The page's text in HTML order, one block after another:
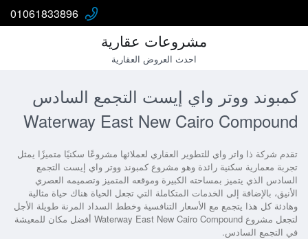
01061833896
مشروعات عقارية
احدث العروض العقارية
كمبوند ووتر واي إيست التجمع السادس
Waterway East New Cairo Compound
تقدم شركة ذا واتر واي للتطوير العقاري لعملائها مشروعًا سكنيًا متميزًا يمثل
تجربة معمارية سكنية رائدة وهو مشروع كمبوند ووتر واي إيست التجمع
السادس الذي يتميز بمساحته الكبيرة وموقعه المتميز وتصميمه العصري
الأنيق، بالإضافة إلى الخدمات المتكاملة التي تجعل الحياة هناك حياة مثالية
وهادئة كل هذا يتجمع مع الأسعار التنافسية وخطط السداد المرنة طويلة الأجل
لتجعل مشروع Waterway East New Cairo Compound أفضل مكان للمعيشة
في التجمع السادس.